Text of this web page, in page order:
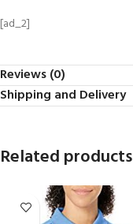
[ad_2]
Reviews (0)
Shipping and Delivery
Related products